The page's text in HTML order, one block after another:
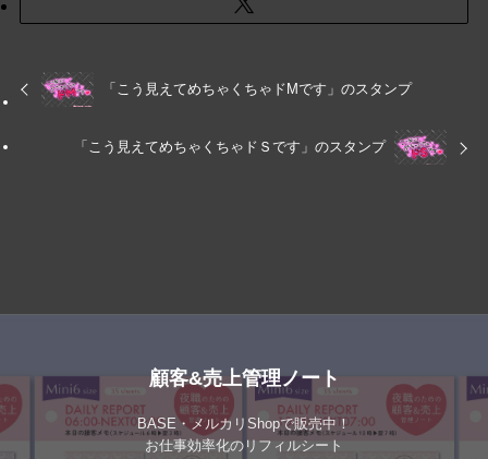
「こう見えてめちゃくちゃドMです」のスタンプ
「こう見えてめちゃくちゃドＳです」のスタンプ
顧客&売上管理ノート
BASE・メルカリShopで販売中！
お仕事効率化のリフィルシート